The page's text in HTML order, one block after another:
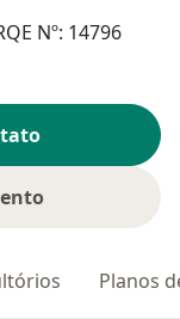
Nº: 14796
Planos